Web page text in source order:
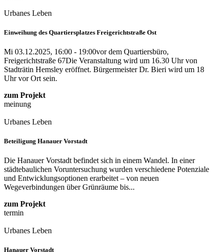
Urbanes Leben
Einweihung des Quartiersplatzes Freigerichtstraße Ost
Mi 03.12.2025, 16:00 - 19:00vor dem Quartiersbüro,
Freigerichtstraße 67Die Veranstaltung wird um 16.30 Uhr von
Stadträtin Hemsley eröffnet. Bürgermeister Dr. Bieri wird um 18
Uhr vor Ort sein.
zum Projekt
meinung
Urbanes Leben
Beteiligung Hanauer Vorstadt
Die Hanauer Vorstadt befindet sich in einem Wandel. In einer
städtebaulichen Voruntersuchung wurden verschiedene Potenziale
und Entwicklungsoptionen erarbeitet – von neuen
Wegeverbindungen über Grünräume bis...
zum Projekt
termin
Urbanes Leben
Hanauer Vorstadt